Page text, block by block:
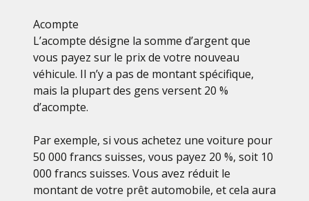
Acompte
L’acompte désigne la somme d’argent que
vous payez sur le prix de votre nouveau
véhicule. Il n’y a pas de montant spécifique,
mais la plupart des gens versent 20 %
d’acompte.
Par exemple, si vous achetez une voiture pour
50 000 francs suisses, vous payez 20 %, soit 10
000 francs suisses. Vous avez réduit le
montant de votre prêt automobile, et cela aura